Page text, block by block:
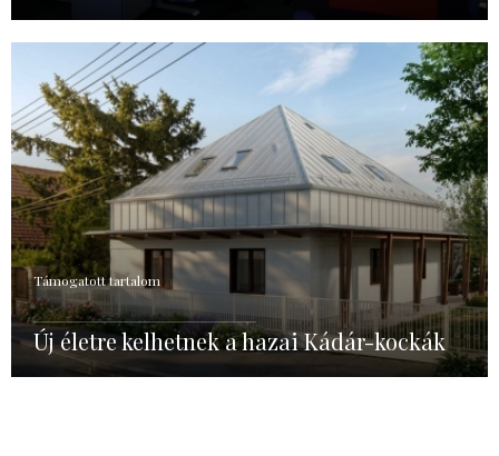
Támogatott tartalom
Új életre kelhetnek a hazai Kádár-kockák